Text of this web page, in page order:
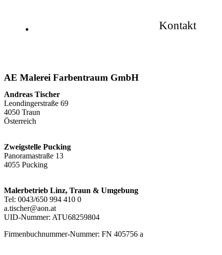
Kontakt
AE Malerei Farbentraum GmbH
Andreas Tischer
Leondingerstraße 69
4050 Traun
Österreich
Zweigstelle Pucking
Panoramastraße 13
4055 Pucking
Malerbetrieb Linz, Traun & Umgebung
Tel: 0043/650 994 410 0
a.tischer@aon.at
UID-Nummer: ATU68259804
Firmenbuchnummer-Nummer: FN 405756 a